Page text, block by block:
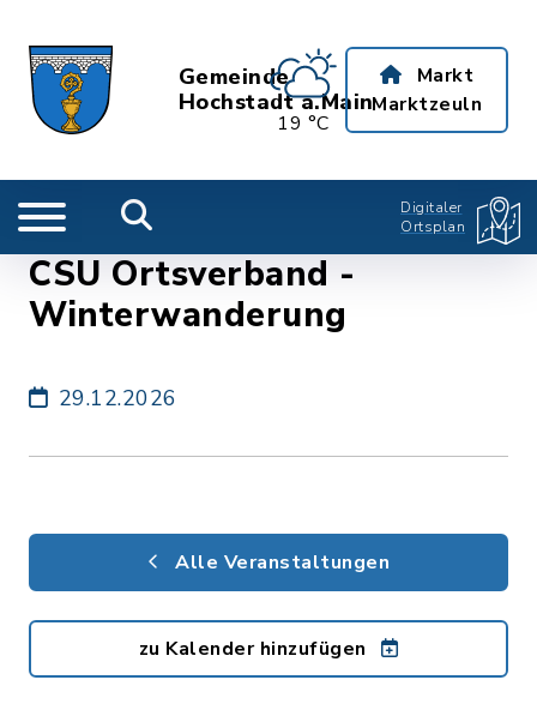
Gemeinde
Hochstadt a.Main
19 °C
Markt
Marktzeuln
Digitaler
Ortsplan
CSU Ortsverband -
Winterwanderung
29.12.2026
Alle Veranstaltungen
zu Kalender hinzufügen